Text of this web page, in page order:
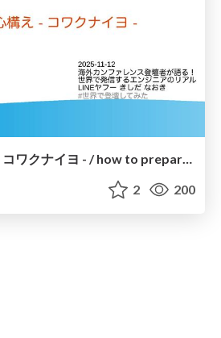
海外登壇の心構え - コワクナイヨ - / how to prepare for a presentation abroad
2 200